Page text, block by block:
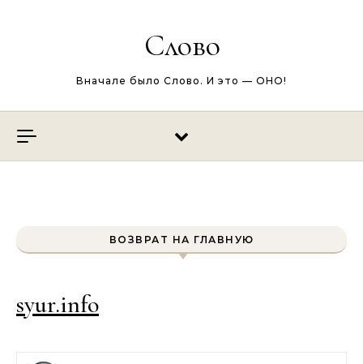
Слово
Вначале было Слово. И это — ОНО!
ВОЗВРАТ НА ГЛАВНУЮ
syur.info